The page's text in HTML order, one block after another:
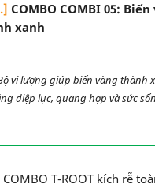
COMBO COMBI 05:
xanh
vi lượng giúp biến vàng thành
diệp lục, quang hợp và sức
COMBO T-ROOT kích rễ